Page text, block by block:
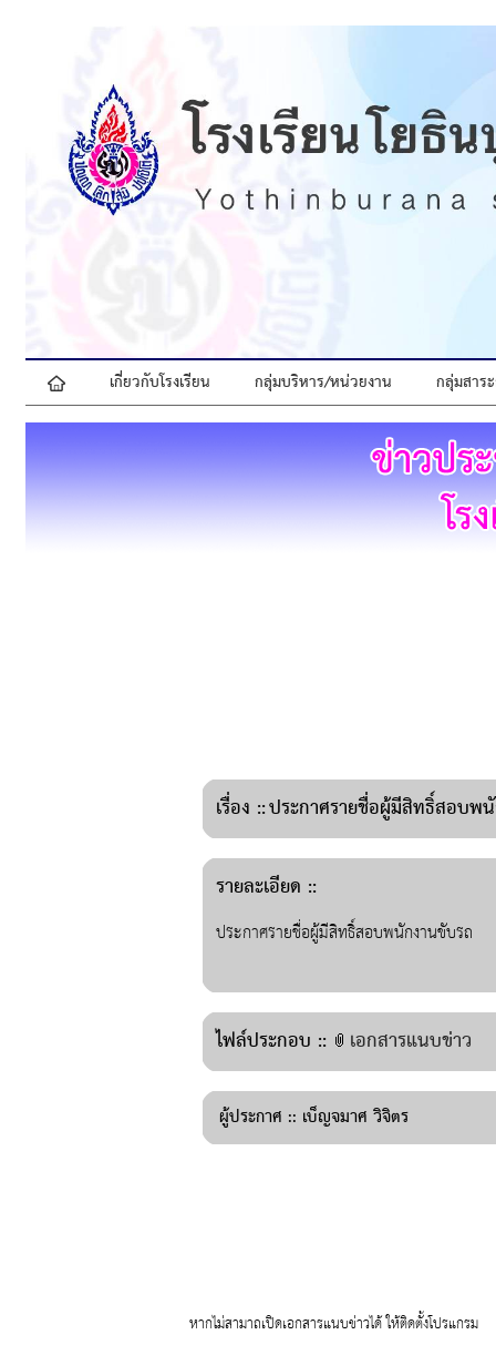
 เกี่ยวกับโรงเรียน กลุ่มบริหาร/หน่วยงาน กลุ่มสาร
เรื่อง ::ประกาศรายชื่อผู้มีสิทธิ์สอบพ
รายละเอียด ::
ประกาศรายชื่อผู้มีสิทธิ์สอบพนักงานขับรถ
ไฟล์ประกอบ :: เอกสารแนบข่าว
ผู้ประกาศ :: เบ็ญจมาศ วิจิตร
หากไม่สามาถเปิดเอกสารแนบข่าวได้ ให้ติดตั้งโปรแ